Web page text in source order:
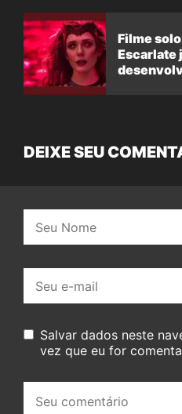
Filme
Escarlate
DEIXE SEU
mail:
Salvar dados neste
vez que eu for
comentário: